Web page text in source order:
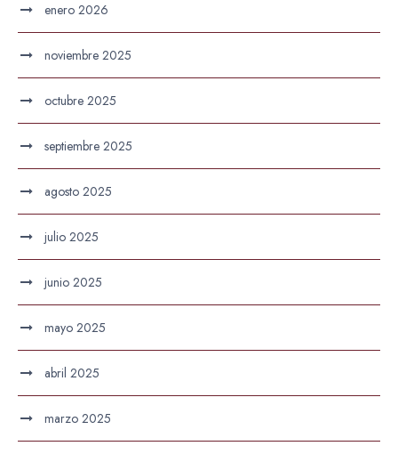
enero 2026
noviembre 2025
octubre 2025
septiembre 2025
agosto 2025
julio 2025
junio 2025
mayo 2025
abril 2025
marzo 2025